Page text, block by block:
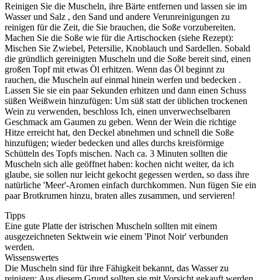
Reinigen Sie die Muscheln, ihre Bärte entfernen und lassen sie im
Wasser und Salz , den Sand und andere Verunreinigungen zu
reinigen für die Zeit, die Sie brauchen, die Soße vorzubereiten.
Machen Sie die Soße wie für die Artischocken (siehe Rezept):
Mischen Sie Zwiebel, Petersilie, Knoblauch und Sardellen. Sobald
die gründlich gereinigten Muscheln und die Soße bereit sind, einen
großen Topf mit etwas Öl erhitzen. Wenn das Öl beginnt zu
rauchen, die Muscheln auf einmal hinein werfen und bedecken .
Lassen Sie sie ein paar Sekunden erhitzen und dann einen Schuss
süßen Weißwein hinzufügen: Um süß statt der üblichen trockenen
Wein zu verwenden, beschloss Ich, einen unverwechselbaren
Geschmack am Gaumen zu geben. Wenn der Wein die richtige
Hitze erreicht hat, den Deckel abnehmen und schnell die Soße
hinzufügen; wieder bedecken und alles durchs kreisförmige
Schütteln des Topfs mischen. Nach ca. 3 Minuten sollten die
Muscheln sich alle geöffnet haben: kochen nicht weiter, da ich
glaube, sie sollen nur leicht gekocht gegessen werden, so dass ihre
natürliche 'Meer'-Aromen einfach durchkommen. Nun fügen Sie ein
paar Brotkrumen hinzu, braten alles zusammen, und servieren!
Tipps
Eine gute Platte der istrischen Muscheln sollten mit einem
ausgezeichneten Sektwein wie einem 'Pinot Noir' verbunden
werden.
Wissenswertes
Die Muscheln sind für ihre Fähigkeit bekannt, das Wasser zu